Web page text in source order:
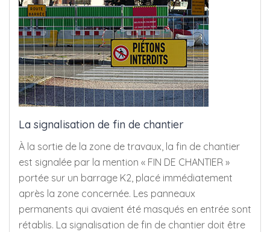
La signalisation de fin de chantier
À la sortie de la zone de travaux, la fin de chantier
est signalée par la mention « FIN DE CHANTIER »
portée sur un barrage K2, placé immédiatement
après la zone concernée. Les panneaux
permanents qui avaient été masqués en entrée sont
rétablis. La signalisation de fin de chantier doit être